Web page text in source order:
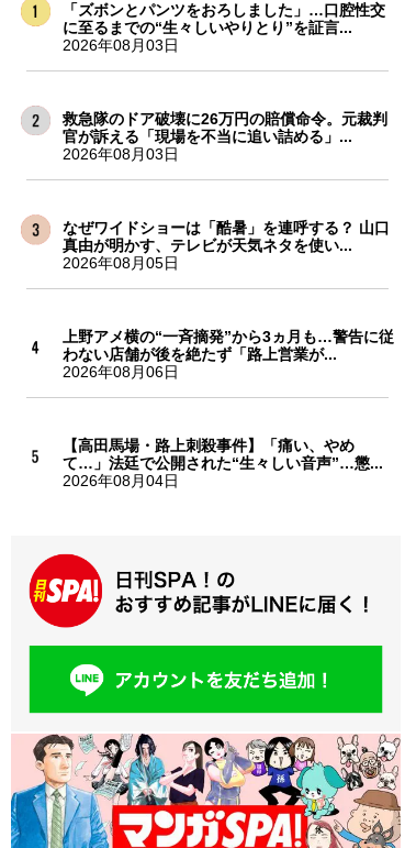
「ズボンとパンツをおろしました」…口腔性交
に至るまでの“生々しいやりとり”を証言...
2026年08月03日
救急隊のドア破壊に26万円の賠償命令。元裁判
官が訴える「現場を不当に追い詰める」...
2026年08月03日
なぜワイドショーは「酷暑」を連呼する？ 山口
真由が明かす、テレビが天気ネタを使い...
2026年08月05日
上野アメ横の“一斉摘発”から3ヵ月も…警告に従
わない店舗が後を絶たず「路上営業が...
2026年08月06日
【高田馬場・路上刺殺事件】「痛い、やめ
て…」法廷で公開された“生々しい音声”…懲...
2026年08月04日